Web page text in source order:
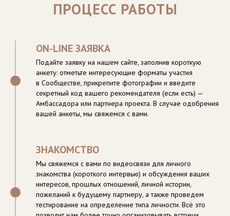
ПРОЦЕСС РАБОТЫ
ON-LINE ЗАЯВКА
Подайте заявку на нашем сайте, заполнив короткую
анкету: отметьте интересующие форматы участия
в Сообществе, прикрепите фотографии и введите
секретный код вашего рекомендателя (если есть) —
Амбассадора или партнера проекта. В случае одобрения
вашей анкеты, мы свяжемся с вами.
ЗНАКОМСТВО
Мы свяжемся с вами по видеосвязи для личного
знакомства (короткого интервью) и обсуждения ваших
интересов, прошлых отношений, личной истории,
пожеланий к будущему партнеру, а также проведем
тестирование на определение типа личности. Всё это